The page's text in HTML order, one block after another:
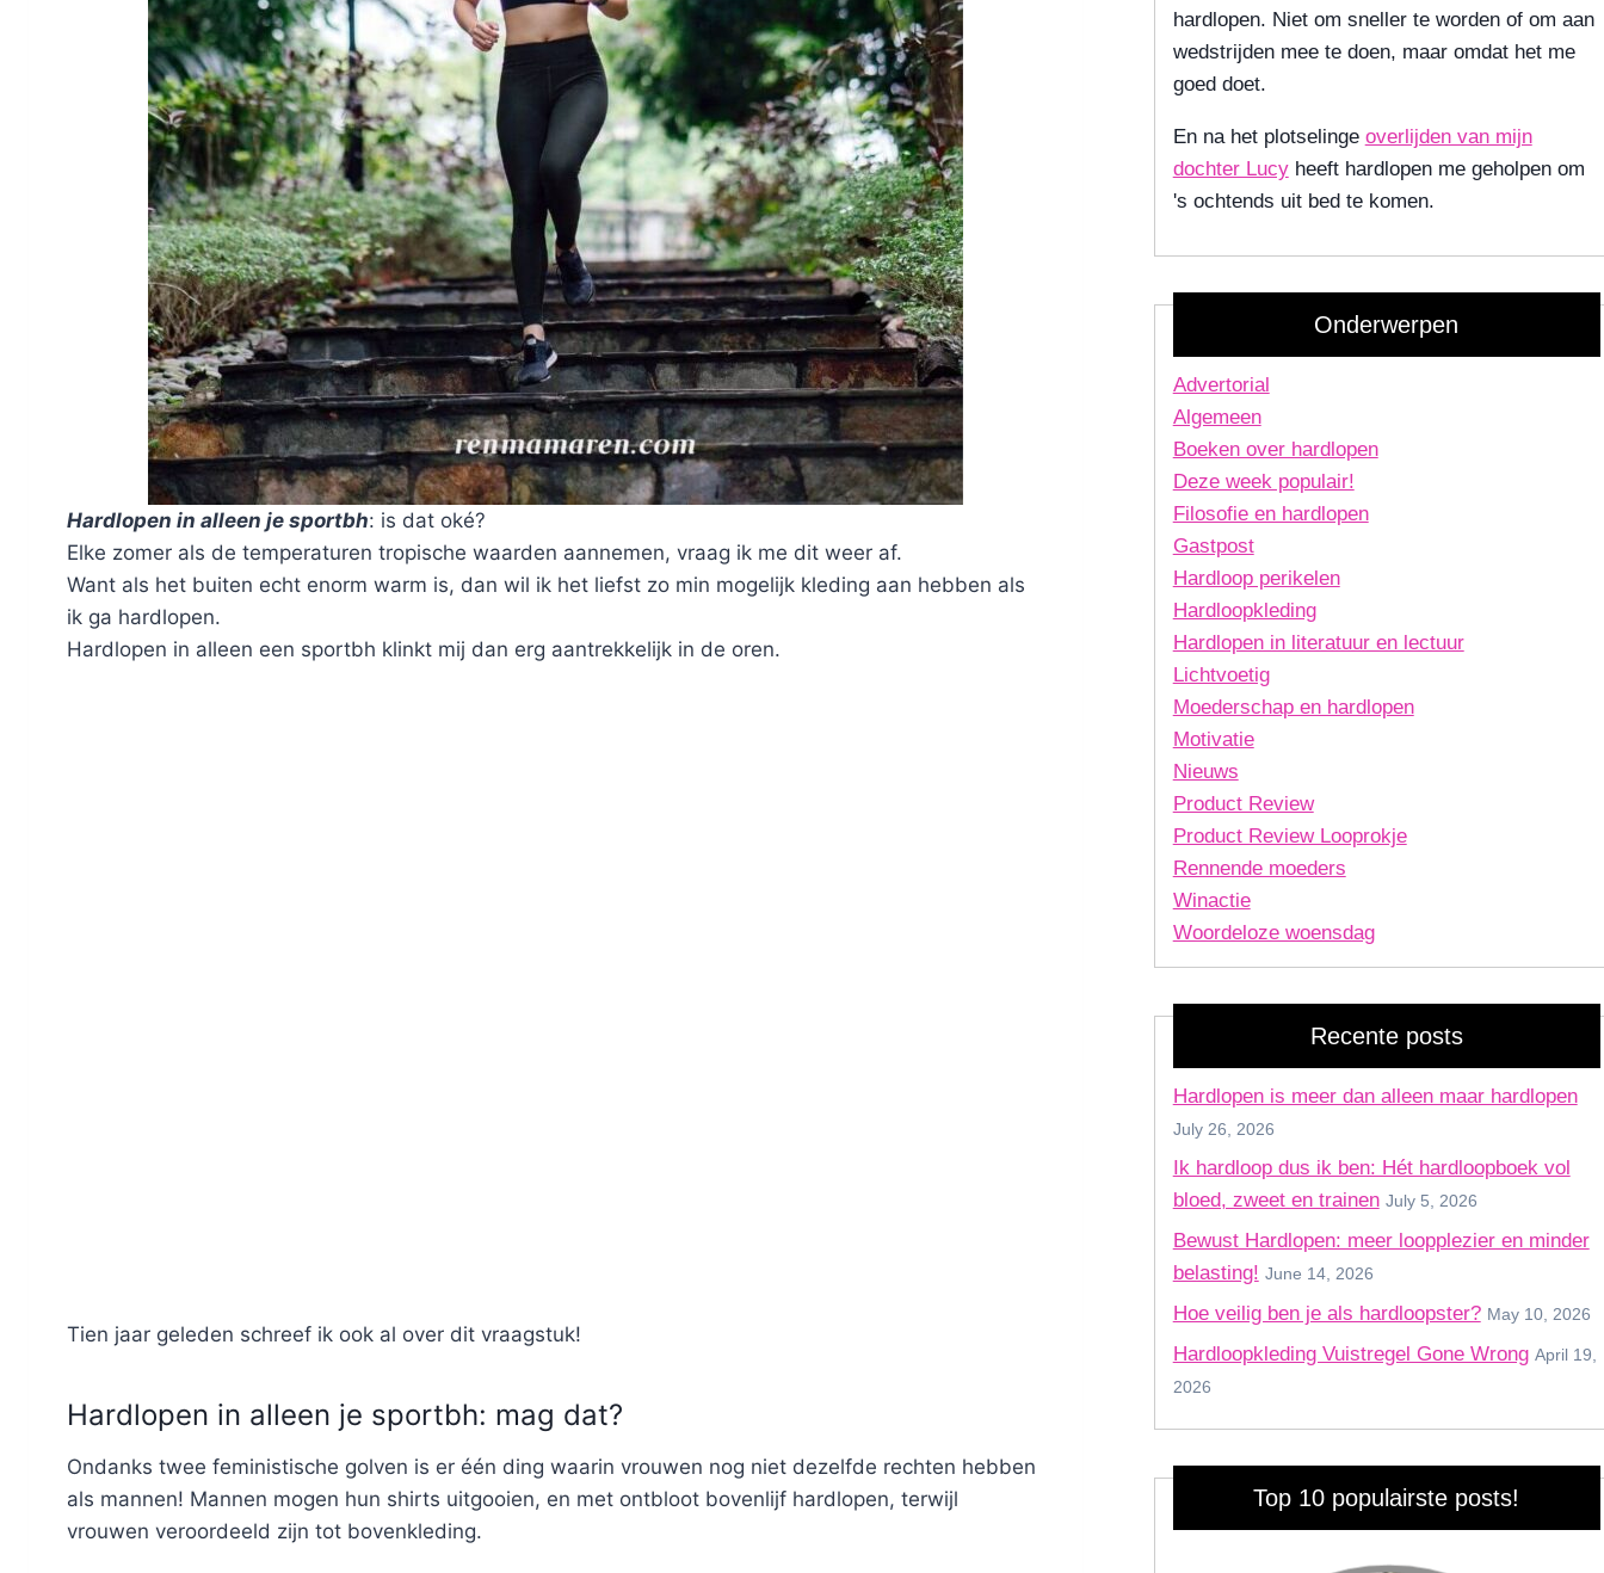
Hardlopen in alleen je sportbh: is dat oké?
Elke zomer als de temperaturen tropische waarden aannemen, vraag ik me dit weer af.
Want als het buiten echt enorm warm is, dan wil ik het liefst zo min mogelijk kleding aan hebben als
ik ga hardlopen.
Hardlopen in alleen een sportbh klinkt mij dan erg aantrekkelijk in de oren.
Tien jaar geleden schreef ik ook al over dit vraagstuk!
Hardlopen in alleen je sportbh: mag dat?
Ondanks twee feministische golven is er één ding waarin vrouwen nog niet dezelfde rechten hebben
als mannen! Mannen mogen hun shirts uitgooien, en met ontbloot bovenlijf hardlopen, terwijl
vrouwen veroordeeld zijn tot bovenkleding.
hardlopen. Niet om sneller te worden of om aan
wedstrijden mee te doen, maar omdat het me
goed doet.
En na het plotselinge overlijden van mijn
dochter Lucyheeft hardlopen me geholpen om
's ochtends uit bed te komen.
Onderwerpen
Advertorial
Algemeen
Boeken over hardlopen
Deze week populair!
Filosofie en hardlopen
Gastpost
Hardloop perikelen
Hardloopkleding
Hardlopen in literatuur en lectuur
Lichtvoetig
Moederschap en hardlopen
Motivatie
Nieuws
Product Review
Product Review Looprokje
Rennende moeders
Winactie
Woordeloze woensdag
Recente posts
Hardlopen is meer dan alleen maar hardlopen
July 26, 2026
Ik hardloop dus ik ben: Hét hardloopboek vol
bloed, zweet en trainen July 5, 2026
Bewust Hardlopen: meer loopplezier en minder
belasting! June 14, 2026
Hoe veilig ben je als hardloopster? May 10, 2026
Hardloopkleding Vuistregel Gone Wrong April 19,
2026
Top 10 populairste posts!